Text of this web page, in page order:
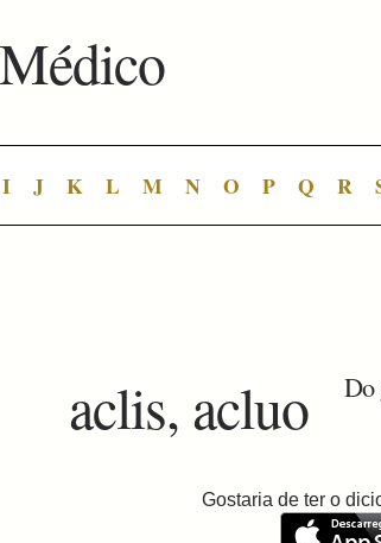
I J K L M N O P Q R
aclis, acluo Do
Gostaria de ter o